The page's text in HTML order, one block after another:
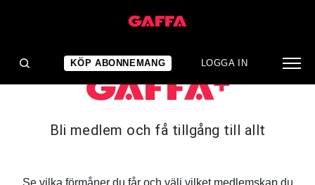
KÖP ABONNEMANG LOGGA IN
Bli medlem och få tillgång till allt
Se vilka förmåner du får och välj vilket medlemskap du